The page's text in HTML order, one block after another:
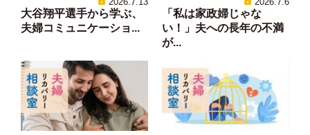
大谷翔平選手から学ぶ、
夫婦コミュニケーショ...
「私は家政婦じゃな
い！」夫への長年の不満
が...